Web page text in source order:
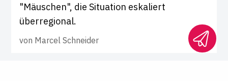
"Mäuschen", die Situation eskaliert
überregional.
von Marcel Schneider